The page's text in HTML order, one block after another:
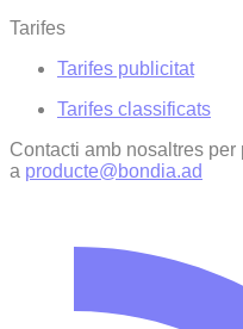
Tarifes
Tarifes publicitat
Tarifes classificats
Contacti amb nosaltres
a producte@bondia.ad